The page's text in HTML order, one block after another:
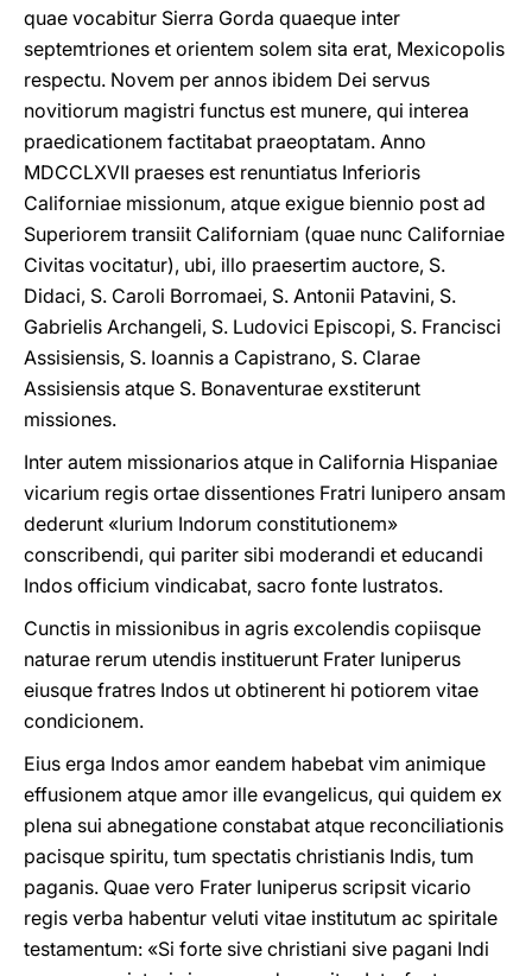
quae vocabitur Sierra Gorda quaeque inter
septemtriones et orientem solem sita erat, Mexicopolis
respectu. Novem per annos ibidem Dei servus
novitiorum magistri functus est munere, qui interea
praedicationem factitabat praeoptatam. Anno
MDCCLXVII praeses est renuntiatus Inferioris
Californiae missionum, atque exigue biennio post ad
Superiorem transiit Californiam (quae nunc Californiae
Civitas vocitatur), ubi, illo praesertim auctore, S.
Didaci, S. Caroli Borromaei, S. Antonii Patavini, S.
Gabrielis Archangeli, S. Ludovici Episcopi, S. Francisci
Assisiensis, S. Ioannis a Capistrano, S. Clarae
Assisiensis atque S. Bonaventurae exstiterunt
missiones.
Inter autem missionarios atque in California Hispaniae
vicarium regis ortae dissentiones Fratri Iunipero ansam
dederunt «Iurium Indorum constitutionem»
conscribendi, qui pariter sibi moderandi et educandi
Indos officium vindicabat, sacro fonte lustratos.
Cunctis in missionibus in agris excolendis copiisque
naturae rerum utendis instituerunt Frater Iuniperus
eiusque fratres Indos ut obtinerent hi potiorem vitae
condicionem.
Eius erga Indos amor eandem habebat vim animique
effusionem atque amor ille evangelicus, qui quidem ex
plena sui abnegatione constabat atque reconciliationis
pacisque spiritu, tum spectatis christianis Indis, tum
paganis. Quae vero Frater Iuniperus scripsit vicario
regis verba habentur veluti vitae institutum ac spiritale
testamentum: «Si forte sive christiani sive pagani Indi